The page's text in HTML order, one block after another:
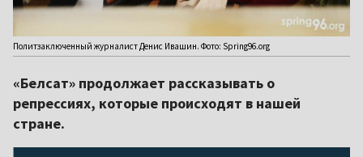
Политзаключенный журналист Денис Ивашин. Фото: Spring96.org
«Белсат» продолжает рассказывать о
репрессиях, которые происходят в нашей
стране.